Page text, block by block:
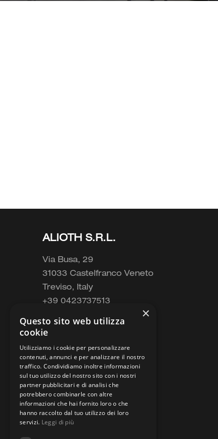
ALIOTH S.R.L.
Via Busa, 29
31033 Castelfranco Veneto
Treviso, Italy
+39 0423737513
Cookie policy
×
Questo sito web utilizza
cookie
Utilizziamo i cookie per personalizzare
contenuti, annunci e per analizzare il nostro
traffico. Condividiamo inoltre informazioni
sul tuo utilizzo del nostro sito con i nostri
partner pubblicitari e di analisi che
potrebbero combinarle con altre
informazioni che hai fornito loro o che
hanno raccolto dal tuo utilizzo dei loro
servizi. Leggi di più